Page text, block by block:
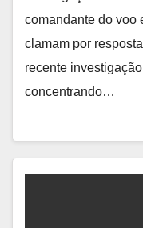
comandante do voo
clamam por
recente
concentrando…